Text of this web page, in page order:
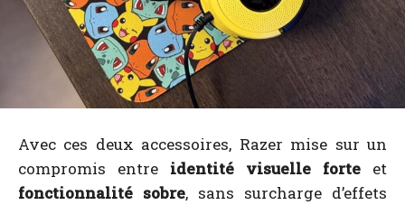
Avec ces deux accessoires, Razer mise sur un
compromis entre identité visuelle forte et
fonctionnalité sobre, sans surcharge d’effets